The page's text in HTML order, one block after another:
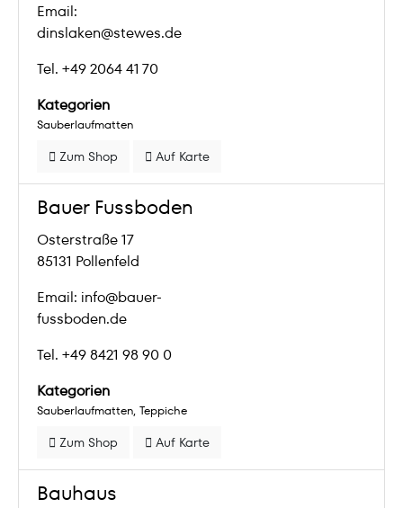
Email:
dinslaken@stewes.de
Tel. +49 2064 41 70
Kategorien
Sauberlaufmatten
Zum Shop Auf Karte
Bauer Fussboden
Osterstraße 17
85131 Pollenfeld
Email: info@bauer-
fussboden.de
Tel. +49 8421 98 90 0
Kategorien
Sauberlaufmatten Teppiche
Zum Shop Auf Karte
Bauhaus